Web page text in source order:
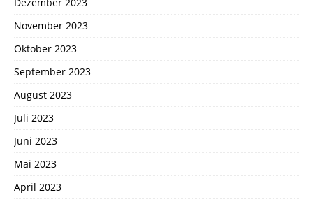
November 2023
Oktober 2023
September 2023
August 2023
Juli 2023
Juni 2023
Mai 2023
April 2023